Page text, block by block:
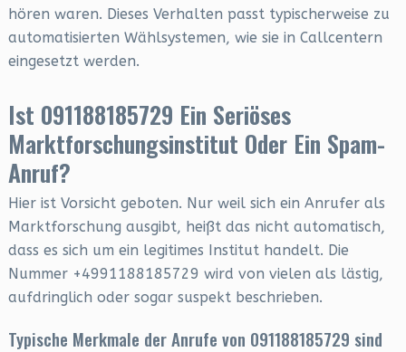
hören waren. Dieses Verhalten passt typischerweise zu
automatisierten Wählsystemen, wie sie in Callcentern
eingesetzt werden.
Ist 091188185729 Ein Seriöses
Marktforschungsinstitut Oder Ein Spam-
Anruf?
Hier ist Vorsicht geboten. Nur weil sich ein Anrufer als
Marktforschung ausgibt, heißt das nicht automatisch,
dass es sich um ein legitimes Institut handelt. Die
Nummer +4991188185729 wird von vielen als lästig,
aufdringlich oder sogar suspekt beschrieben.
Typische Merkmale der Anrufe von 091188185729 sind